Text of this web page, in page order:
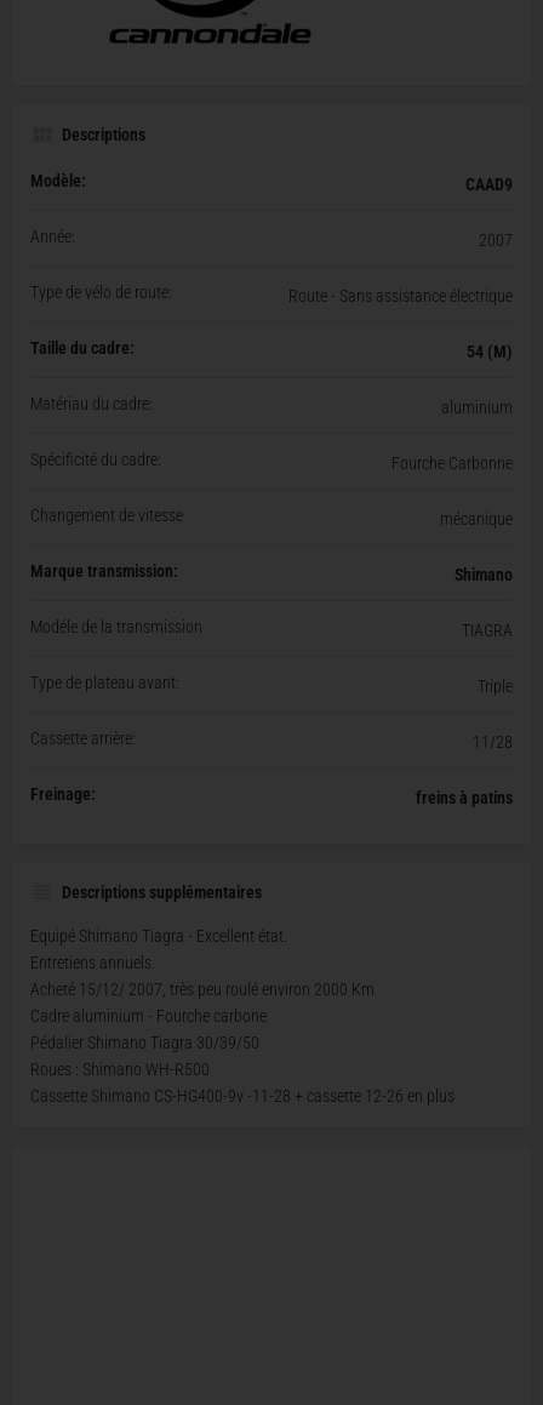
Descriptions
Modèle: CAAD9
Année: 2007
Type de vélo de route: Route - Sans assistance électrique
Taille du cadre: 54 (M)
Matériau du cadre: aluminium
Spécificité du cadre: Fourche Carbonne
Changement de vitesse mécanique
Marque transmission: Shimano
Modéle de la transmission TIAGRA
Type de plateau avant: Triple
Cassette arrière: 11/28
Freinage: freins à patins
Descriptions supplémentaires
Equipé Shimano Tiagra - Excellent état.
Entretiens annuels.
Acheté 15/12/ 2007, très peu roulé environ 2000 Km
Cadre aluminium - Fourche carbone
Pédalier Shimano Tiagra 30/39/50
Roues : Shimano WH-R500
Cassette Shimano CS-HG400-9v -11-28 + cassette 12-26 en plus